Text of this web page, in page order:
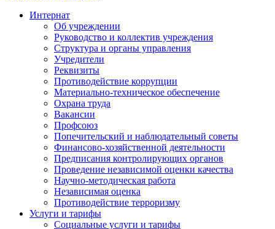
Интернат
Об учреждении
Руководство и коллектив учреждения
Структура и органы управления
Учредители
Реквизиты
Противодействие коррупции
Материально-техническое обеспечение
Охрана труда
Вакансии
Профсоюз
Попечительский и наблюдательный советы
Финансово-хозяйственной деятельности
Предписания контролирующих органов
Проведение независимой оценки качества
Научно-методическая работа
Независимая оценка
Противодействие терроризму
Услуги и тарифы
Социальные услуги и тарифы